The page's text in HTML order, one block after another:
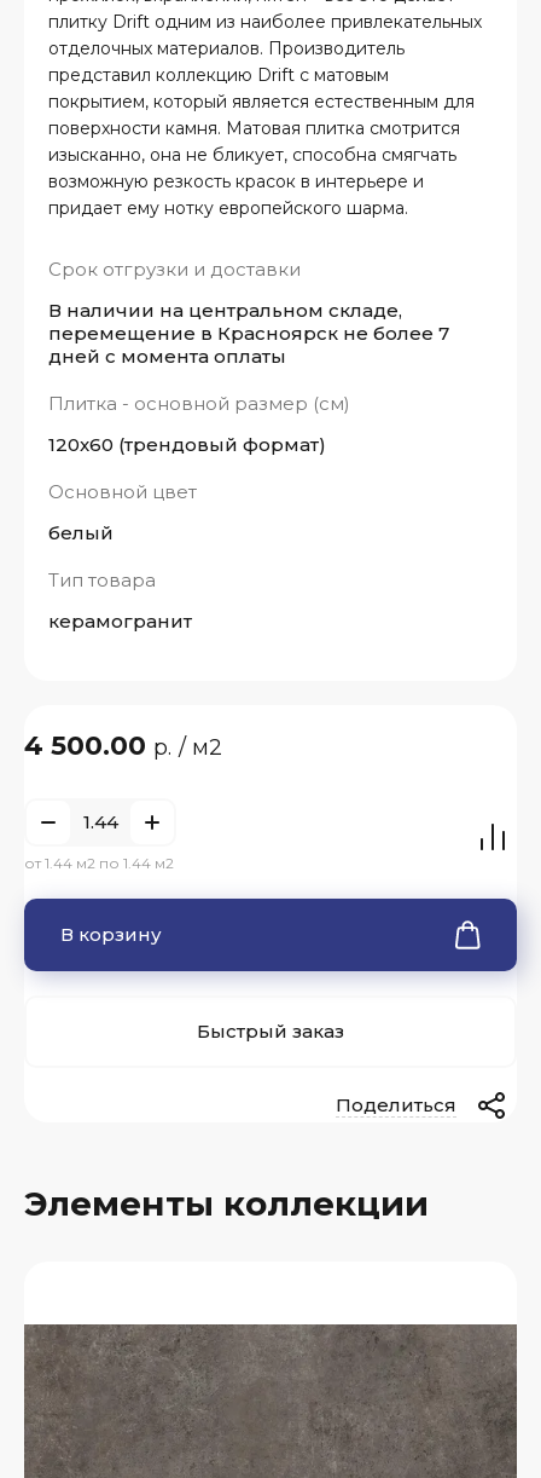
плитку Drift одним из наиболее привлекательных
отделочных материалов. Производитель
представил коллекцию Drift с матовым
покрытием, который является естественным для
поверхности камня. Матовая плитка смотрится
изысканно, она не бликует, способна смягчать
возможную резкость красок в интерьере и
придает ему нотку европейского шарма.
Срок отгрузки и доставки
В наличии на центральном складе,
перемещение в Красноярск не более 7
дней с момента оплаты
Плитка - основной размер (см)
120x60 (трендовый формат)
Основной цвет
белый
Тип товара
керамогранит
4 500.00 р. / м2
от 1.44 м2 по 1.44 м2
В корзину
Быстрый заказ
Поделиться
Элементы коллекции